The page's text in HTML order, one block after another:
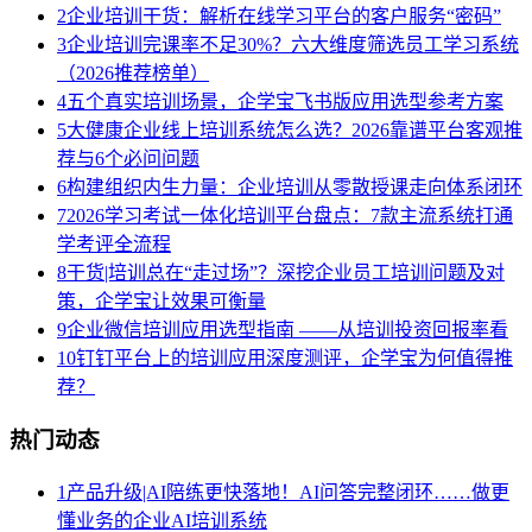
2企业培训干货：解析在线学习平台的客户服务“密码”
3企业培训完课率不足30%？六大维度筛选员工学习系统
（2026推荐榜单）
4五个真实培训场景，企学宝飞书版应用选型参考方案
5大健康企业线上培训系统怎么选？2026靠谱平台客观推
荐与6个必问问题
6构建组织内生力量：企业培训从零散授课走向体系闭环
72026学习考试一体化培训平台盘点：7款主流系统打通
学考评全流程
8干货|培训总在“走过场”？深挖企业员工培训问题及对
策，企学宝让效果可衡量
9企业微信培训应用选型指南 ——从培训投资回报率看
10钉钉平台上的培训应用深度测评，企学宝为何值得推
荐？
热门动态
1 产品升级|AI陪练更快落地！AI问答完整闭环……做更
懂业务的企业AI培训系统